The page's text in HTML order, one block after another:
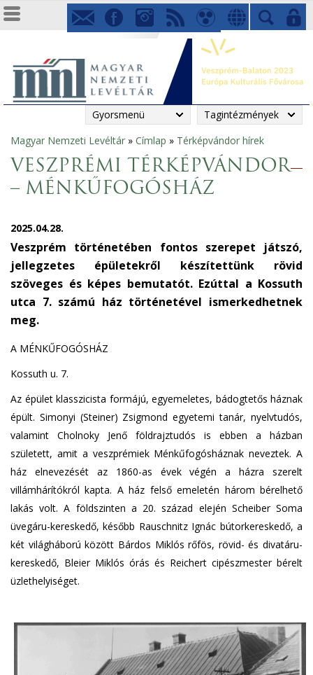
Gyorsmenü Tagintézmények
Jelenlegi
hely
Magyar Nemzeti Levéltár » Címlap » Térképvándor hírek
VESZPRÉMI TÉRKÉPVÁNDOR
– MÉNKŰFOGÓSHÁZ
2025.04.28.
Veszprém történetében fontos szerepet játszó,
jellegzetes épületekről készítettünk rövid
szöveges és képes bemutatót. Ezúttal a Kossuth
utca 7. számú ház történetével ismerkedhetnek
meg.
A MÉNKŰFOGÓSHÁZ
Kossuth u. 7.
Az épület klasszicista formájú, egyemeletes, bádogtetős háznak
épült. Simonyi (Steiner) Zsigmond egyetemi tanár, nyelvtudós,
valamint Cholnoky Jenő földrajztudós is ebben a házban
született, amit a veszprémiek Ménkűfogósháznak neveztek. A
ház elnevezését az 1860-as évek végén a házra szerelt
villámhárítókról kapta. A ház felső emeletén három bérelhető
lakás volt. A földszinten a 20. század elején Scheiber Soma
üvegáru-kereskedő, később Rauschnitz Ignác bútorkereskedő, a
két világháború között Bárdos Miklós rőfös, rövid- és divatáru-
kereskedő, Bleier Miklós órás és Reichert cipészmester bérelt
üzlethelyiséget.